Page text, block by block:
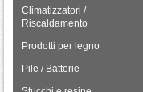
Climatizzatori /
Riscaldamento
Prodotti per legno
Pile / Batterie